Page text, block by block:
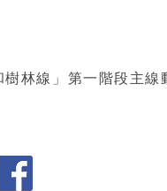
林線」第一階段主線